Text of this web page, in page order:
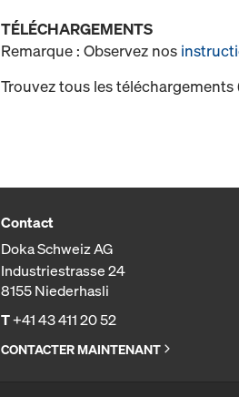
TÉLÉCHARGEMENTS
Remarque : Observez nos
Trouvez tous les
Contact
Doka Schweiz AG
Industriestrasse 24
8155 Niederhasli
T+41 43 411 20 52
CONTACTER MAINTENANT